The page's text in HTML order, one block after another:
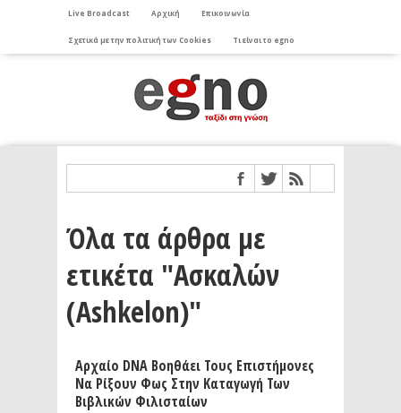
Live Broadcast Αρχική Επικοινωνία
Σχετικά με την πολιτική των Cookies Τι είναι το egno
Όλα τα άρθρα με
ετικέτα "Ασκαλών
(Ashkelon)"
Αρχαίο DNA Βοηθάει Τους Επιστήμονες
Να Ρίξουν Φως Στην Καταγωγή Των
Βιβλικών Φιλισταίων